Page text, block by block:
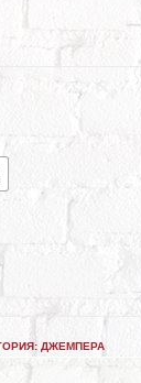
ДЖЕМПЕРА